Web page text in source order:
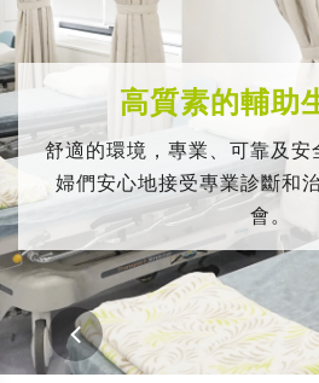
高質素的輔助
舒適的環境，專業、可靠及安
婦們安心地接受專業診斷和
會。